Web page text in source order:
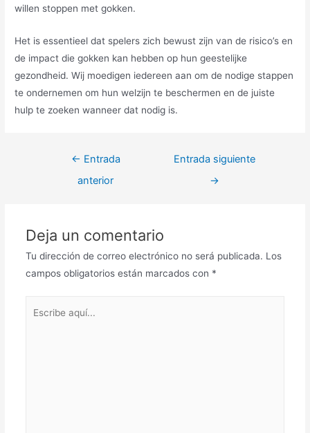
willen stoppen met gokken.
Het is essentieel dat spelers zich bewust zijn van de risico’s en
de impact die gokken kan hebben op hun geestelijke
gezondheid. Wij moedigen iedereen aan om de nodige stappen
te ondernemen om hun welzijn te beschermen en de juiste
hulp te zoeken wanneer dat nodig is.
Navegación
← Entrada
anterior
Entrada siguiente
→
Deja un comentario
Tu dirección de correo electrónico no será publicada. Los
campos obligatorios están marcados con *